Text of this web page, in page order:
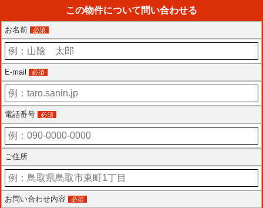
この物件について問い合わせる
お名前 必須
E-mail 必須
電話番号 必須
ご住所
お問い合わせ内容 必須